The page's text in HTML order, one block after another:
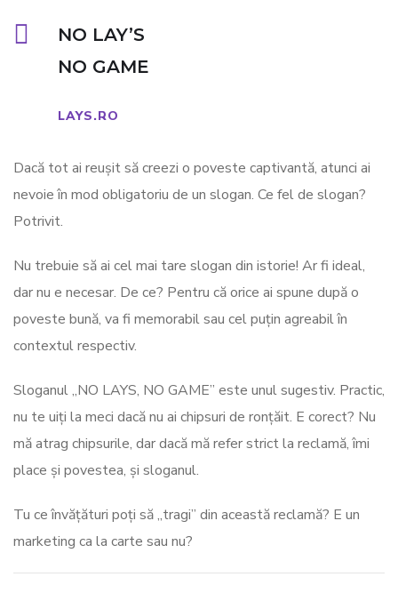
NO LAY’S
NO GAME
LAYS.RO
Dacă tot ai reușit să creezi o poveste captivantă, atunci ai
nevoie în mod obligatoriu de un slogan. Ce fel de slogan?
Potrivit.
Nu trebuie să ai cel mai tare slogan din istorie! Ar fi ideal,
dar nu e necesar. De ce? Pentru că orice ai spune după o
poveste bună, va fi memorabil sau cel puțin agreabil în
contextul respectiv.
Sloganul „NO LAYS, NO GAME” este unul sugestiv. Practic,
nu te uiți la meci dacă nu ai chipsuri de ronțăit. E corect? Nu
mă atrag chipsurile, dar dacă mă refer strict la reclamă, îmi
place și povestea, și sloganul.
Tu ce învățături poți să „tragi” din această reclamă? E un
marketing ca la carte sau nu?